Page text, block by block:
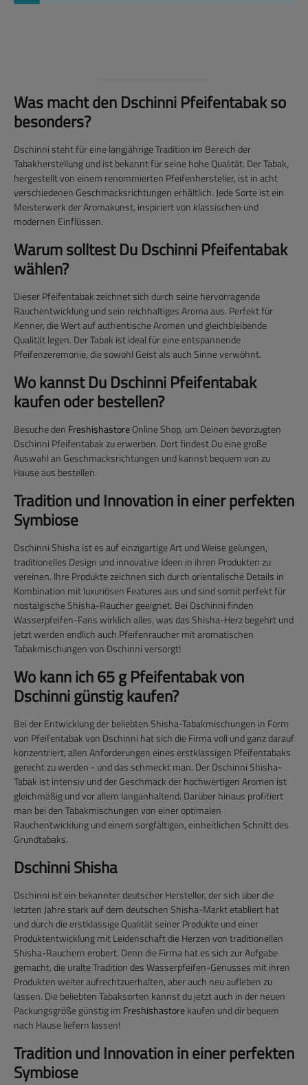
Was macht den Dschinni Pfeifentabak so
besonders?
Dschinni steht für eine langjährige Tradition im Bereich der
Tabakherstellung und ist bekannt für seine hohe Qualität. Der Tabak,
hergestellt von einem renommierten Pfeifenhersteller, ist in acht
verschiedenen Geschmacksrichtungen erhältlich. Jede Sorte ist ein
Meisterwerk der Aromakunst, inspiriert von klassischen und
modernen Einflüssen.
Warum solltest Du Dschinni Pfeifentabak
wählen?
Dieser Pfeifentabak zeichnet sich durch seine hervorragende
Rauchentwicklung und sein reichhaltiges Aroma aus. Perfekt für
Kenner, die Wert auf authentische Aromen und gleichbleibende
Qualität legen. Der Tabak ist ideal für eine entspannende
Pfeifenzeremonie, die sowohl Geist als auch Sinne verwöhnt.
Wo kannst Du Dschinni Pfeifentabak
kaufen oder bestellen?
Besuche den FreshishastoreOnline Shop, um Deinen bevorzugten
Dschinni Pfeifentabak zu erwerben. Dort findest Du eine große
Auswahl an Geschmacksrichtungen und kannst bequem von zu
Hause aus bestellen.
Tradition und Innovation in einer perfekten
Symbiose
Dschinni Shisha ist es auf einzigartige Art und Weise gelungen,
traditionelles Design und innovative Ideen in ihren Produkten zu
vereinen. Ihre Produkte zeichnen sich durch orientalische Details in
Kombination mit luxuriösen Features aus und sind somit perfekt für
nostalgische Shisha-Raucher geeignet. Bei Dschinni finden
Wasserpfeifen-Fans wirklich alles, was das Shisha-Herz begehrt und
jetzt werden endlich auch Pfeifenraucher mit aromatischen
Tabakmischungen von Dschinni versorgt!
Wo kann ich 65 g Pfeifentabak von
Dschinni günstig kaufen?
Bei der Entwicklung der beliebten Shisha-Tabakmischungen in Form
von Pfeifentabak von Dschinni hat sich die Firma voll und ganz darauf
konzentriert, allen Anforderungen eines erstklassigen Pfeifentabaks
gerecht zu werden - und das schmeckt man. Der Dschinni Shisha-
Tabak ist intensiv und der Geschmack der hochwertigen Aromen ist
gleichmäßig und vor allem langanhaltend. Darüber hinaus profitiert
man bei den Tabakmischungen von einer optimalen
Rauchentwicklung und einem sorgfältigen, einheitlichen Schnitt des
Grundtabaks.
Dschinni Shisha
Dschinni ist ein bekannter deutscher Hersteller, der sich über die
letzten Jahre stark auf dem deutschen Shisha-Markt etabliert hat
und durch die erstklassige Qualität seiner Produkte und einer
Produktentwicklung mit Leidenschaft die Herzen von traditionellen
Shisha-Rauchern erobert. Denn die Firma hat es sich zur Aufgabe
gemacht, die uralte Tradition des Wasserpfeifen-Genusses mit ihren
Produkten weiter aufrechtzuerhalten, aber auch neu aufleben zu
lassen. Die beliebten Tabaksorten kannst du jetzt auch in der neuen
Packungsgröße günstig im Freshishastorekaufen und dir bequem
nach Hause liefern lassen!
Tradition und Innovation in einer perfekten
Symbiose